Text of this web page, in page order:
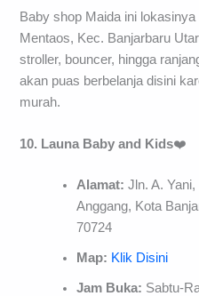
Baby shop Maida ini lokasinya
Mentaos, Kec. Banjarbaru
stroller, bouncer, hingga
akan puas berbelanja disini
murah.
10. Launa Baby and Kids❤️
Alamat:Jln. A.
Anggang, Kota
70724
Map: Klik Disini
Jam Buka: Sabtu-